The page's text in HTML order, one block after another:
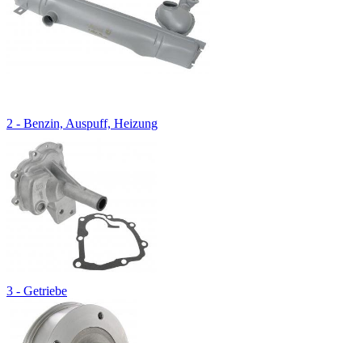
2 - Benzin, Auspuff, Heizung
3 - Getriebe